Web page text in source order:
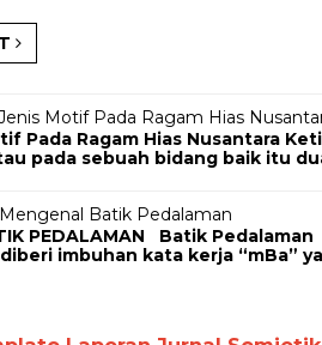
Motif Pada Ragam Hias
Pada Ragam Hias Nusantara
pada sebuah bidang baik itu
Batik Pedalaman
PEDALAMAN Batik
imbuhan kata kerja “mBa”